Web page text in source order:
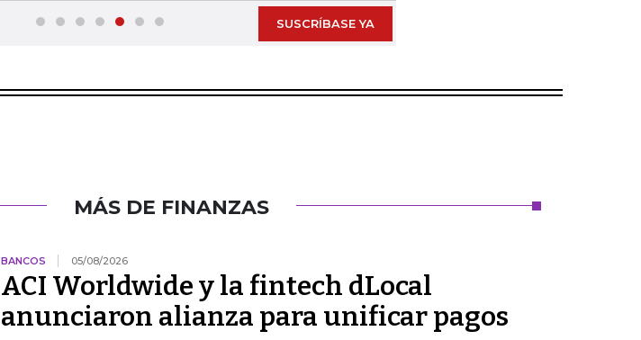
SUSCRÍBASE YA
MÁS DE FINANZAS
BANCOS 05/08/2026
ACI Worldwide y la fintech dLocal
anunciaron alianza para unificar pagos